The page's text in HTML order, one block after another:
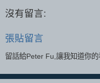
沒有留言:
張貼留言
留話給Peter Fu,讓我知道你的